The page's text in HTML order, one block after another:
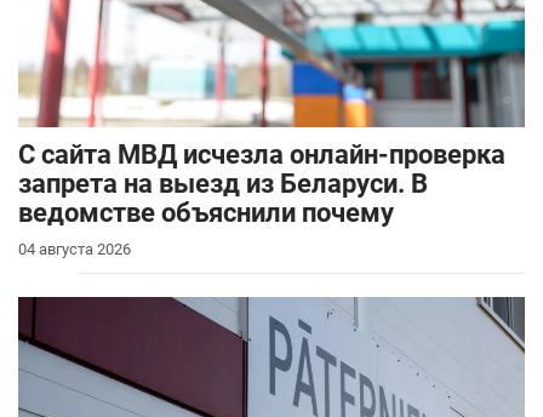
С сайта МВД исчезла онлайн-проверка
запрета на выезд из Беларуси. В
ведомстве объяснили почему
04 августа 2026